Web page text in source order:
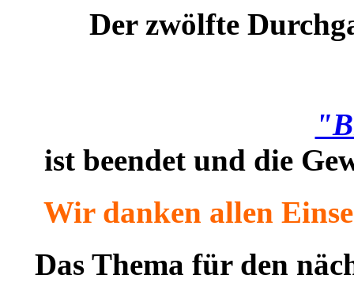
Der zwölfte
ist beendet und die
Wir danken allen
Das Thema für den